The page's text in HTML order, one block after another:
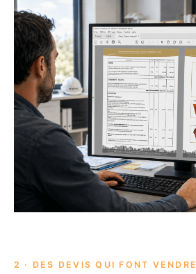
2 · DES DEVIS QUI FONT VENDRE